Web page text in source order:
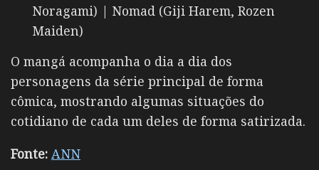
Noragami) | Nomad (Giji Harem, Rozen
Maiden)
O mangá acompanha o dia a dia dos
personagens da série principal de forma
cômica, mostrando algumas situações do
cotidiano de cada um deles de forma satirizada.
Fonte: ANN